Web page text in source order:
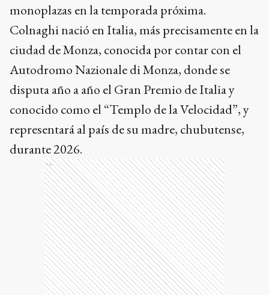
monoplazas en la temporada próxima.
Colnaghi nació en Italia, más precisamente en la
ciudad de Monza, conocida por contar con el
Autodromo Nazionale di Monza, donde se
disputa año a año el Gran Premio de Italia y
conocido como el “Templo de la Velocidad”, y
representará al país de su madre, chubutense,
durante 2026.
Ads